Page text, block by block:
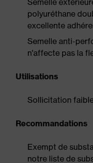
Semelle
polyuréthane
excellente
Semelle anti-
n'affecte pas la
Utilisations
Sollicitation
Recommandations
Exempt de
notre liste de